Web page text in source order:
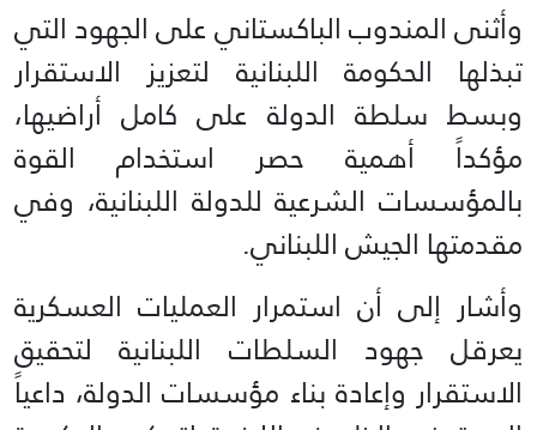
وأثنى المندوب الباكستاني على الجهود التي
تبذلها الحكومة اللبنانية لتعزيز الاستقرار
وبسط سلطة الدولة على كامل أراضيها،
مؤكداً أهمية حصر استخدام القوة
بالمؤسسات الشرعية للدولة اللبنانية، وفي
مقدمتها الجيش اللبناني.
وأشار إلى أن استمرار العمليات العسكرية
يعرقل جهود السلطات اللبنانية لتحقيق
الاستقرار وإعادة بناء مؤسسات الدولة، داعياً